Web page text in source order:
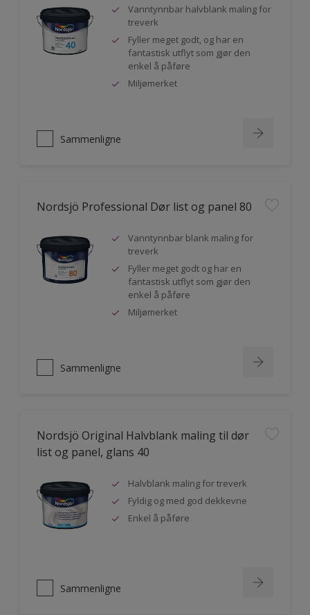
Vanntynnbar halvblank maling for
treverk
Fyller meget godt, og har en
fantastisk utflyt som gjør den
enkel å påføre
Miljømerket
Sammenligne
Nordsjö Professional Dør list og panel 80
Vanntynnbar blank maling for
treverk
Fyller meget godt og har en
fantastisk utflyt som gjør den
enkel å påføre
Miljømerket
Sammenligne
Nordsjö Original Halvblank maling til dør
list og panel, glans 40
Halvblank maling for treverk
Fyldig og med god dekkevne
Enkel å påføre
Sammenligne